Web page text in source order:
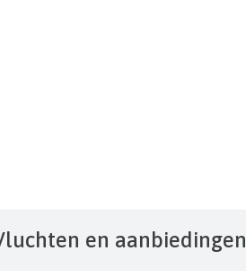
Vluchten en aanbiedingen